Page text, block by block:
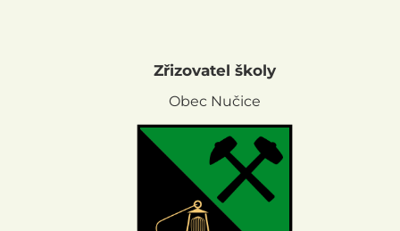
Zřizovatel školy
Obec Nučice